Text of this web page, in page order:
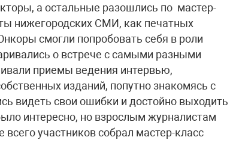
а остальные разошлись по мастер-
нижегородских СМИ, как печатных
смогли попробовать себя в роли
о встрече с самыми разными
приемы ведения интервью,
изданий, попутно знакомясь с
видеть свои ошибки и достойно выходить
интересно, но взрослым журналистам
участников собрал мастер-класс